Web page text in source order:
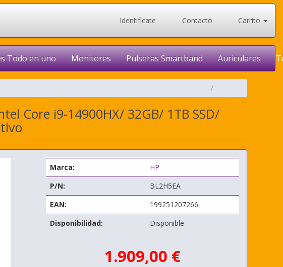
Identifícate Contacto Carrito
Todo en uno Monitores Pulseras Smartband Auriculares
Core i9-14900HX/ 32GB/ 1TB SSD/
Marca:
HP
P/N:
BL2H5EA
EAN:
199251207266
Disponibilidad:
Disponible
1.909,00 €